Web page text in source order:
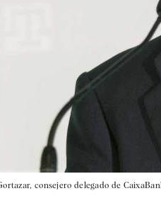
consejero delegado de